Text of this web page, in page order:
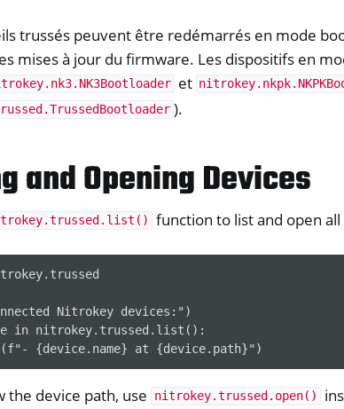
NW750
App 2
Python SDK v0.4.1
Reference
trussés peuvent être redémarrés en mode
mises à jour du firmware. Les dispositifs en
et
).
and Opening Devices
function to list and open
Nitrokey devices:")
in nitrokey.trussed.list():
the device path, use nitrokey.trussed.open()